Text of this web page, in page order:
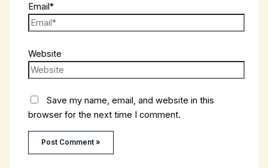
Email*
Website
Save my name, email, and website in this
browser for the next time I comment.